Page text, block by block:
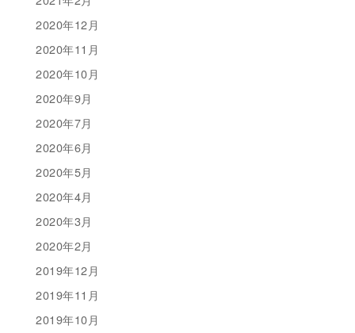
2020年12月
2020年11月
2020年10月
2020年9月
2020年7月
2020年6月
2020年5月
2020年4月
2020年3月
2020年2月
2019年12月
2019年11月
2019年10月